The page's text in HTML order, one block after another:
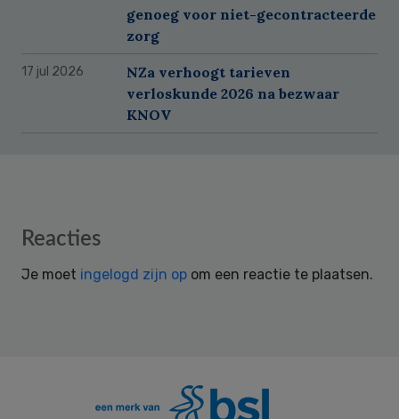
genoeg voor niet-gecontracteerde
zorg
17 jul 2026
NZa verhoogt tarieven
verloskunde 2026 na bezwaar
KNOV
Reader
Reacties
Je moet ingelogd zijn op om een reactie te plaatsen.